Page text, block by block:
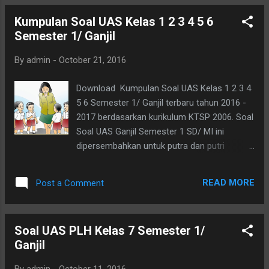
b, c atau d pada jawaban yang paling benar
dengan memberikan tanda silang ! 1. Rangka
dan kulit B. tulang ubun-ubun D. tulang yang
anggota gerak adalah …. A. tangan dan kaki
C. betis dan pinggul B. tangan dan paha D.
dibutuhkan untuk menjaga kesehatan tulang
adalah makanan yang mengandung Vitamin
vitamin B 4. Alat indera bagi tubuh berguna
Kumpulan Soal UAS Kelas 1 2 3 4 5 6
Semester 1/ Ganjil
By admin - October 21, 2016
Download Kumpulan Soal UAS Kelas 1 2 3 4
5 6 Semester 1/ Ganjil terbaru tahun 2016 -
2017 berdasarkan kurikulum KTSP 2006. Soal
Soal UAS Ganjil Semester 1 SD/ MI ini
dipersembahkan untuk putra dan putri
tetapi soal soal uas ganjil sd kelas 1 2 3 4 5 6
ini, juga bisa dipakai rujukan atau pembanding
orang tua yang ingin membimbing putra
Post a Comment READ MORE
Soal UAS PLH Kelas 7 Semester 1/
Ganjil